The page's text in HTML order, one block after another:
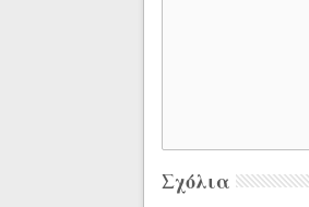
Σχόλια